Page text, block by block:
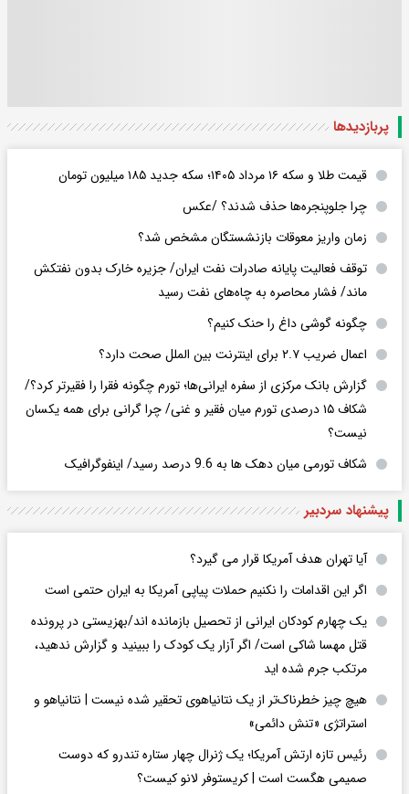
پربازدید‌ها
قیمت طلا و سکه ۱۶ مرداد ۱۴۰۵؛ سکه جدید ١٨۵ میلیون تومان
چرا جلوپنجره‌ها حذف شدند؟ /عکس
زمان واریز معوقات بازنشستگان مشخص شد؟
توقف فعالیت پایانه صادرات نفت ایران/ جزیره خارک بدون نفتکش
ماند/ فشار محاصره به چاه‌های نفت رسید
چگونه گوشی داغ را حنک کنیم؟
اعمال ضریب ۲.۷ برای اینترنت بین الملل صحت دارد؟
گزارش بانک مرکزی از سفره ایرانی‌ها؛ تورم چگونه فقرا را فقیرتر کرد؟/
شکاف ۱۵ درصدی تورم میان فقیر و غنی/ چرا گرانی برای همه یکسان
نیست؟
شکاف تورمی میان دهک ها به 9.6 درصد رسید/ اینفوگرافیک
پیشنهاد سردبیر
آیا تهران هدف آمریکا قرار می گیرد؟
اگر این اقدامات را نکنیم حملات پیاپی آمریکا به ایران حتمی است
یک چهارم کودکان ایرانی از تحصیل بازمانده اند/بهزیستی در پرونده
قتل مهسا شاکی است/ اگر آزار یک کودک را ببینید و گزارش ندهید،
مرتکب جرم شده اید
هیچ چیز خطرناک‌تر از یک نتانیاهوی تحقیر شده نیست | نتانیاهو و
استراتژی «تنش دائمی»
رئیس تازه ارتش آمریکا؛ یک ژنرال چهار ستاره تندرو که دوست
صمیمی هگست است | کریستوفر لانو کیست؟